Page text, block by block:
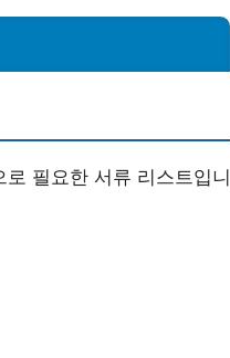
필요한 서류 리스트입니